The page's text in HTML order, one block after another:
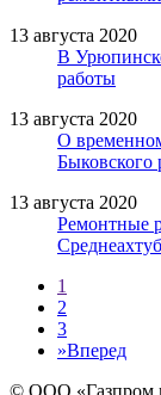
13 августа 2020
В
работы
13 августа 2020
О
Быковского
13 августа 2020
Ремонтные
1
2
3
»Вперед
© ООО «Газпром